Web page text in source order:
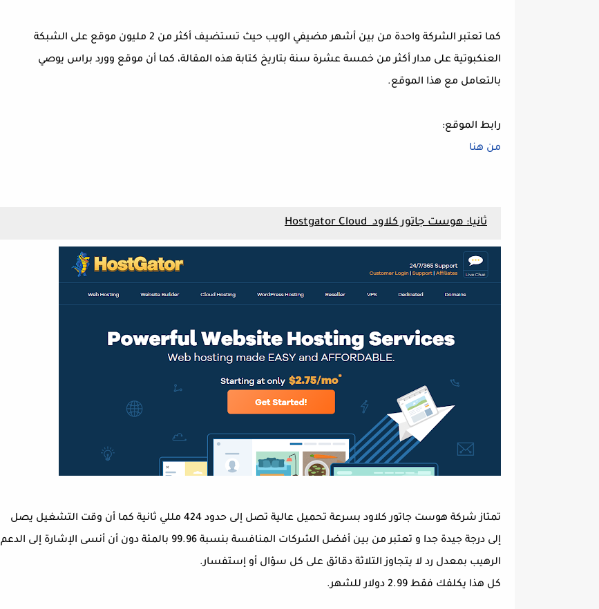
كما تعتبر الشركة واحدة من بين أشهر مضيفي الويب حيث تستضيف أكثر من 2 مليون موقع على الشبكة
العنكبوتية على مدار أكثر من خمسة عشرة سنة بتاريخ كتابة هذه المقالة، كما أن موقع وورد براس يوصي
بالتعامل مع هذا الموقع.
رابط الموقع:
من هنا
ثانيا: هوست جاتور كلاود Hostgator Cloud
تمتاز شركة هوست جاتور كلاود بسرعة تحميل عالية تصل إلى حدود 424 مللي ثانية كما أن وقت التشغيل يصل
إلى درجة جيدة جدا و تعتبر من بين أفضل الشركات المنافسة بنسبة 99.96 بالمئة دون أن أنسى الإشارة إلى الدعم
الرهيب بمعدل رد لا يتجاوز التلاثة دقائق على كل سؤال أو إستفسار.
كل هذا يكلفك فقط 2.99 دولار للشهر.